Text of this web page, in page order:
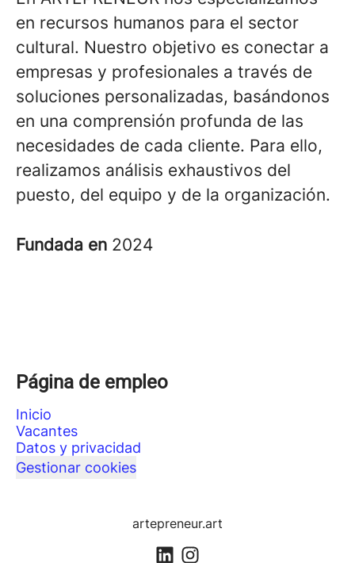
en recursos humanos para el sector
cultural. Nuestro objetivo es conectar a
empresas y profesionales a través de
soluciones personalizadas, basándonos
en una comprensión profunda de las
necesidades de cada cliente. Para ello,
realizamos análisis exhaustivos del
puesto, del equipo y de la organización.
Fundada en 2024
Página de empleo
Inicio
Vacantes
Datos y privacidad
Gestionar cookies
artepreneur.art